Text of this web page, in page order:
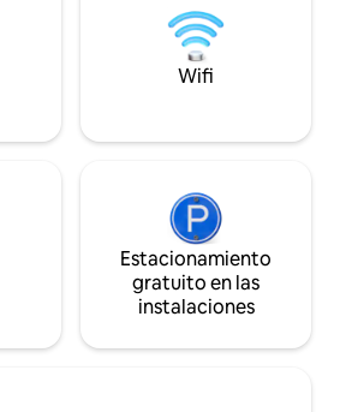
esperamos
Wifi
Estacionamiento
gratuito en las
instalaciones